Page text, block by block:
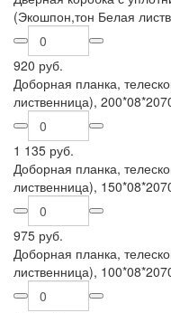
(Экошпон,тон Белая
920 руб.
Доборная планка,
лиственница),
1 135 руб.
Доборная планка,
лиственница),
975 руб.
Доборная планка,
лиственница),